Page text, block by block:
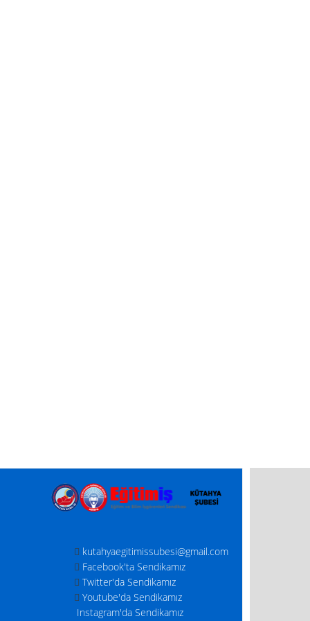
kutahyaegitimissubesi@gmail.com
Facebook'ta Sendikamız
Twitter'da Sendikamız
Youtube'da Sendikamız
Instagram'da Sendikamız